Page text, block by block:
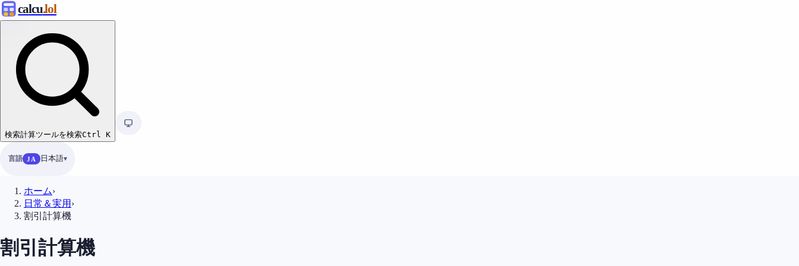
calcu.lol
検索計算ツールを検索Ctrl K
言語 JA 日本語
ホーム›
日常＆実用 ›
割引計算機
割引計算機